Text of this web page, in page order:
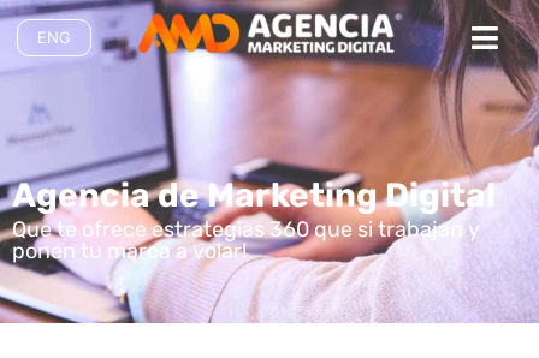
ENG
AMD Agencia digital
Agencia de Marketing Digital
Que te ofrece estrategias 360 que si trabajan y
ponen tu marca a volar!